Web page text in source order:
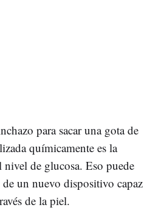
para sacar una gota de
químicamente es la
de glucosa. Eso puede
un nuevo dispositivo capaz
de la piel.